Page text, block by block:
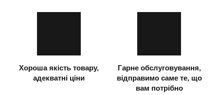
Хороша якість товару,
адекватні ціни
Гарне обслуговування,
відправимо саме те, що
вам потрібно